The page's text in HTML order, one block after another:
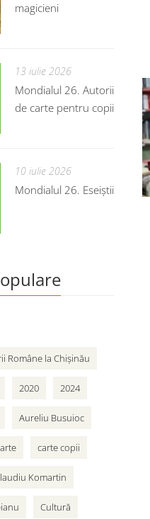
magicieni
13 iulie 2026
Mondialul 26. Autorii
de carte pentru copii
10 iulie 2026
Mondialul 26. Eseiștii
Române la Chișinău
2020 2024
Aureliu Busuioc
carte copii
Komartin
Cultură